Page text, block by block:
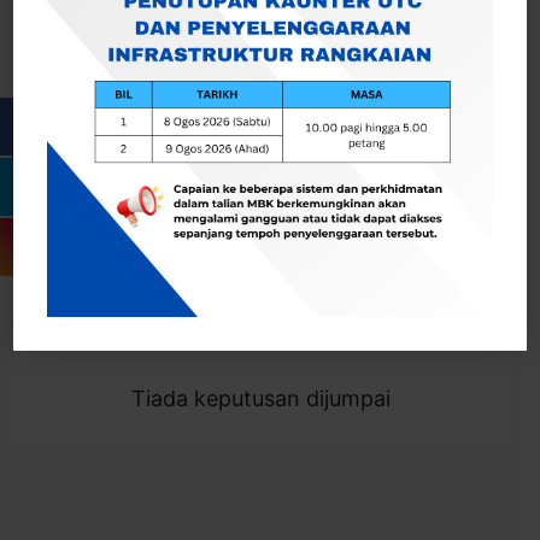
Togol Penapis
Showing 0 result
Tiada keputusan dijumpai